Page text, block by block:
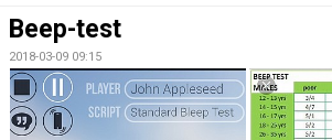
VÅRA LÖPARE
POWER 60
Beep-test
2018-03-09 09:15